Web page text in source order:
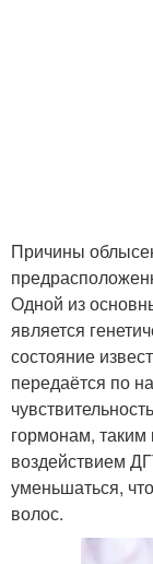
Причины
Одной из
является
состояние
передаётся по
гормонам, таким
воздействием
уменьшаться,
волос.